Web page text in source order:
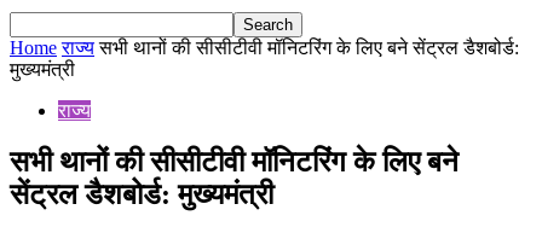
Home राज्य सभी थानों की सीसीटीवी मॉनिटरिंग के लिए बने सेंट्रल डैशबोर्ड:
मुख्यमंत्री
राज्य
सभी थानों की सीसीटीवी मॉनिटरिंग के लिए बने
सेंट्रल डैशबोर्ड: मुख्यमंत्री